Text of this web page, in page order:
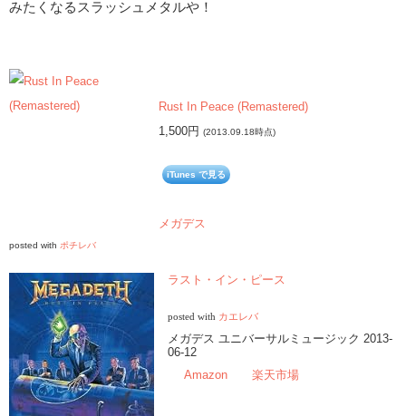
みたくなるスラッシュメタルや！
Rust In Peace (Remastered)
1,500円 (2013.09.18時点)
iTunes で見る
メガデス
posted with ポチレバ
ラスト・イン・ピース
posted with カエレバ
メガデス ユニバーサルミュージック 2013-
06-12
Amazon
楽天市場